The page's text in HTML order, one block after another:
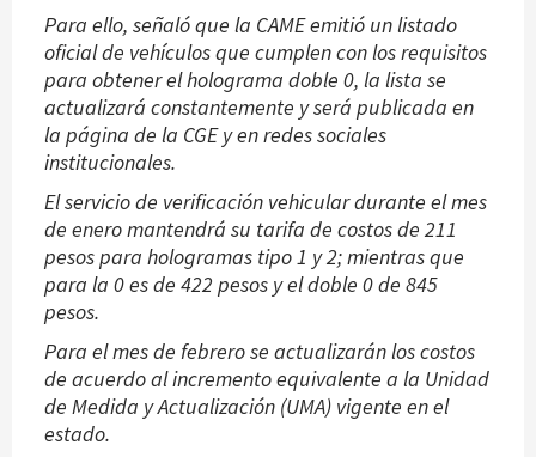
Para ello, señaló que la CAME emitió un listado
oficial de vehículos que cumplen con los requisitos
para obtener el holograma doble 0, la lista se
actualizará constantemente y será publicada en
la página de la CGE y en redes sociales
institucionales.
El servicio de verificación vehicular durante el mes
de enero mantendrá su tarifa de costos de 211
pesos para hologramas tipo 1 y 2; mientras que
para la 0 es de 422 pesos y el doble 0 de 845
pesos.
Para el mes de febrero se actualizarán los costos
de acuerdo al incremento equivalente a la Unidad
de Medida y Actualización (UMA) vigente en el
estado.